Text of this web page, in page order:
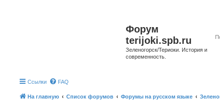
Форум
terijoki.spb.ru
Зеленогорск/Териоки. История и
современность.
Ссылки FAQ
На главную Список форумов Форумы на русском языке